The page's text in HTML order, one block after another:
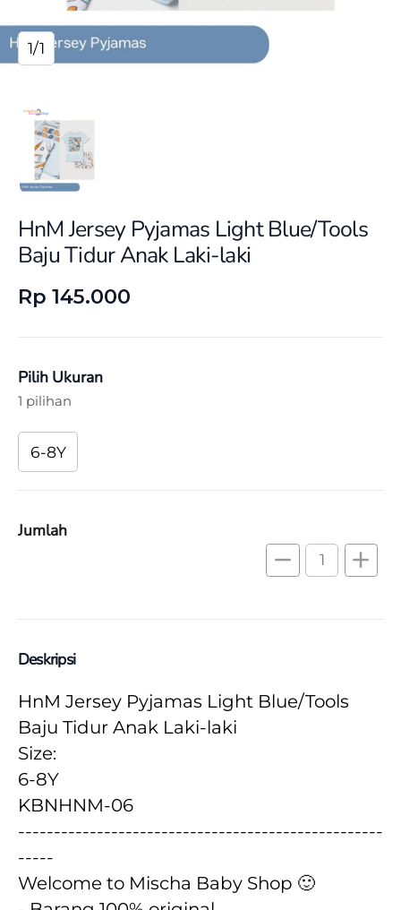
1/1
HnM Jersey Pyjamas Light Blue/Tools
Baju Tidur Anak Laki-laki
Rp 145.000
Pilih Ukuran
1 pilihan
6-8Y
Jumlah
remove add
Deskripsi
HnM Jersey Pyjamas Light Blue/Tools
Baju Tidur Anak Laki-laki
Size:
6-8Y
KBNHNM-06
---------------------------------------------------
-----
Welcome to Mischa Baby Shop 🙂